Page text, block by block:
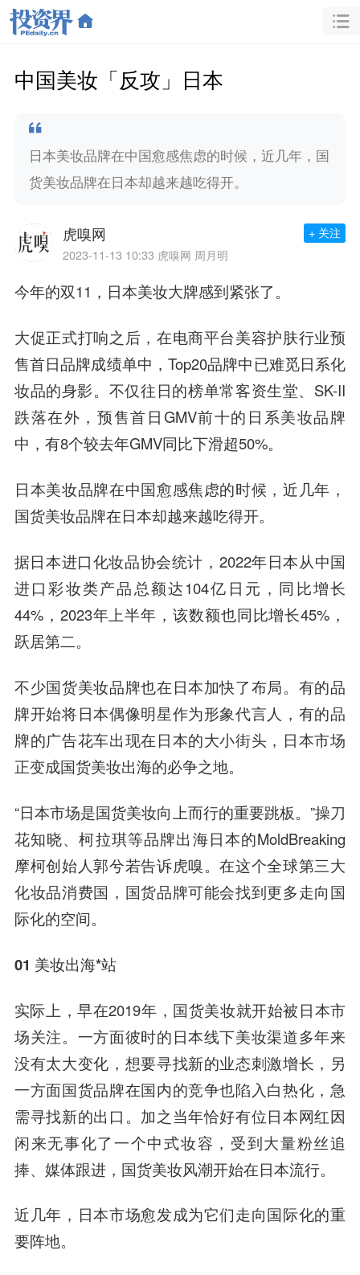
中国美妆「反攻」日本
日本美妆品牌在中国愈感焦虑的时候，近几年，国
货美妆品牌在日本却越来越吃得开。
虎嗅网
2023-11-13 10:33 虎嗅网 周月明
+ 关注
今年的双11，日本美妆大牌感到紧张了。
大促正式打响之后，在电商平台美容护肤行业预
售首日品牌成绩单中，Top20品牌中已难觅日系化
妆品的身影。不仅往日的榜单常客资生堂、SK-II
跌落在外，预售首日GMV前十的日系美妆品牌
中，有8个较去年GMV同比下滑超50%。
日本美妆品牌在中国愈感焦虑的时候，近几年，
国货美妆品牌在日本却越来越吃得开。
据日本进口化妆品协会统计，2022年日本从中国
进口彩妆类产品总额达104亿日元，同比增长
44%，2023年上半年，该数额也同比增长45%，
跃居第二。
不少国货美妆品牌也在日本加快了布局。有的品
牌开始将日本偶像明星作为形象代言人，有的品
牌的广告花车出现在日本的大小街头，日本市场
正变成国货美妆出海的必争之地。
“日本市场是国货美妆向上而行的重要跳板。”操刀
花知晓、柯拉琪等品牌出海日本的MoldBreaking
摩柯创始人郭兮若告诉虎嗅。在这个全球第三大
化妆品消费国，国货品牌可能会找到更多走向国
际化的空间。
01 美妆出海*站
实际上，早在2019年，国货美妆就开始被日本市
场关注。一方面彼时的日本线下美妆渠道多年来
没有太大变化，想要寻找新的业态刺激增长，另
一方面国货品牌在国内的竞争也陷入白热化，急
需寻找新的出口。加之当年恰好有位日本网红因
闲来无事化了一个中式妆容，受到大量粉丝追
捧、媒体跟进，国货美妆风潮开始在日本流行。
近几年，日本市场愈发成为它们走向国际化的重
要阵地。